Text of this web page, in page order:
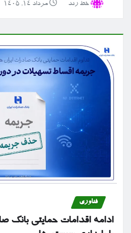
خط رند مرداد ۱۴, ۱۴۰۵
فناوری
ادامه اقدامات حمایتی بانک